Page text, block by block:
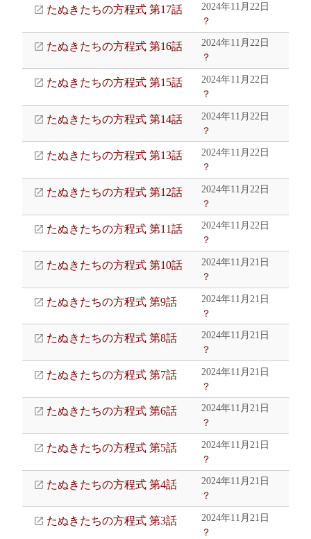
たぬきたちの方程式 第17話
2024年11月22日
？
たぬきたちの方程式 第16話
2024年11月22日
？
たぬきたちの方程式 第15話
2024年11月22日
？
たぬきたちの方程式 第14話
2024年11月22日
？
たぬきたちの方程式 第13話
2024年11月22日
？
たぬきたちの方程式 第12話
2024年11月22日
？
たぬきたちの方程式 第11話
2024年11月22日
？
たぬきたちの方程式 第10話
2024年11月21日
？
たぬきたちの方程式 第9話
2024年11月21日
？
たぬきたちの方程式 第8話
2024年11月21日
？
たぬきたちの方程式 第7話
2024年11月21日
？
たぬきたちの方程式 第6話
2024年11月21日
？
たぬきたちの方程式 第5話
2024年11月21日
？
たぬきたちの方程式 第4話
2024年11月21日
？
たぬきたちの方程式 第3話
2024年11月21日
？